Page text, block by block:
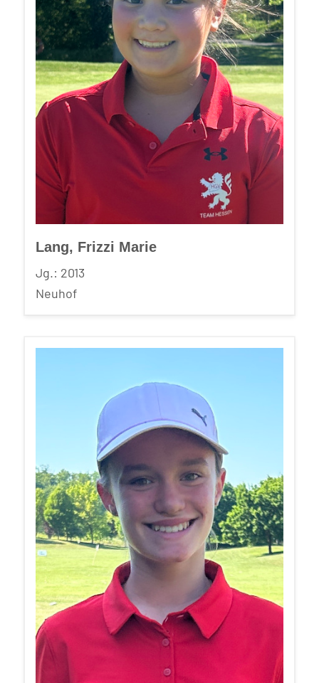
Lang, Frizzi Marie
Jg.: 2013
Neuhof